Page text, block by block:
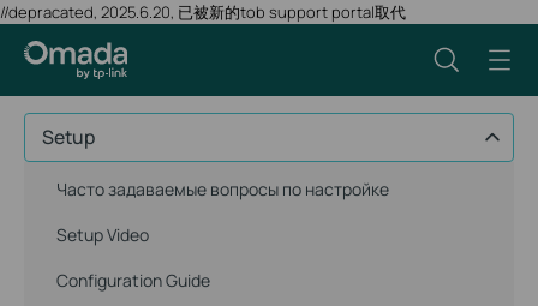
//depracated, 2025.6.20, 已被新的tob support portal取代
Setup
Часто задаваемые вопросы по настройке
Setup Video
Configuration Guide